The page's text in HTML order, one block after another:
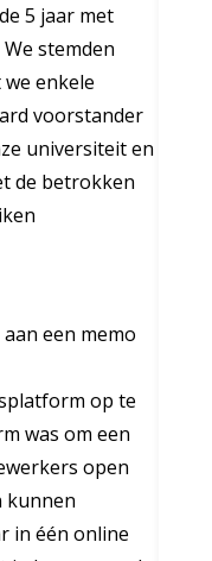
5 jaar met
stemden
enkele
voorstander
universiteit en
de betrokken
een memo
op te
was om een
open
kunnen
in één online